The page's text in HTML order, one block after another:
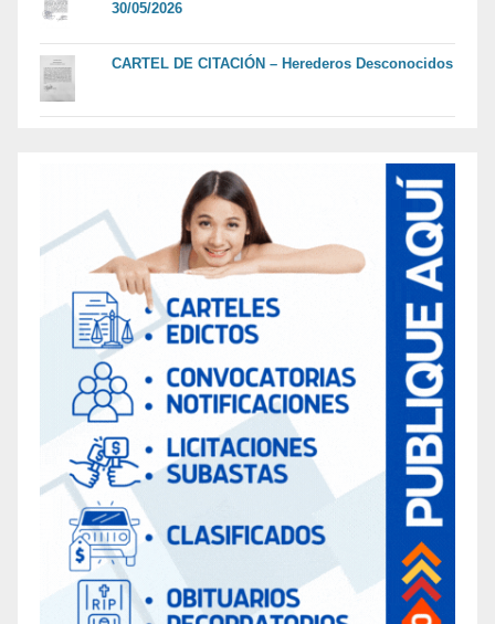
30/05/2026
CARTEL DE CITACIÓN – Herederos Desconocidos